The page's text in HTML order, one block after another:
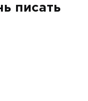
писать